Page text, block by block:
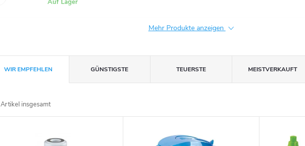
Mehr Produkte anzeigen
WIR EMPFEHLEN GÜNSTIGSTE TEUERSTE MEISTVERKAUFT
Artikel insgesamt